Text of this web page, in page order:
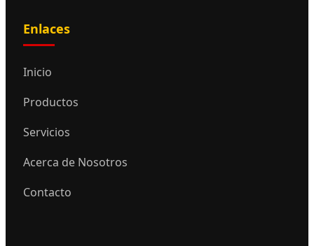
Enlaces
Inicio
Productos
Servicios
Acerca de Nosotros
Contacto